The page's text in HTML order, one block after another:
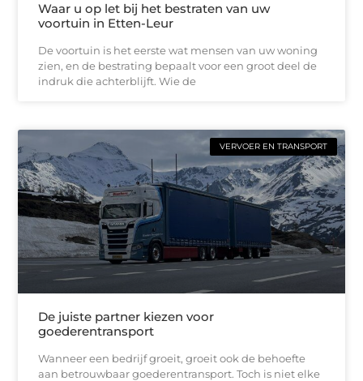
Waar u op let bij het bestraten van uw
voortuin in Etten-Leur
De voortuin is het eerste wat mensen van uw woning
zien, en de bestrating bepaalt voor een groot deel de
indruk die achterblijft. Wie de
VERVOER EN TRANSPORT
De juiste partner kiezen voor
goederentransport
Wanneer een bedrijf groeit, groeit ook de behoefte
aan betrouwbaar goederentransport. Toch is niet elke